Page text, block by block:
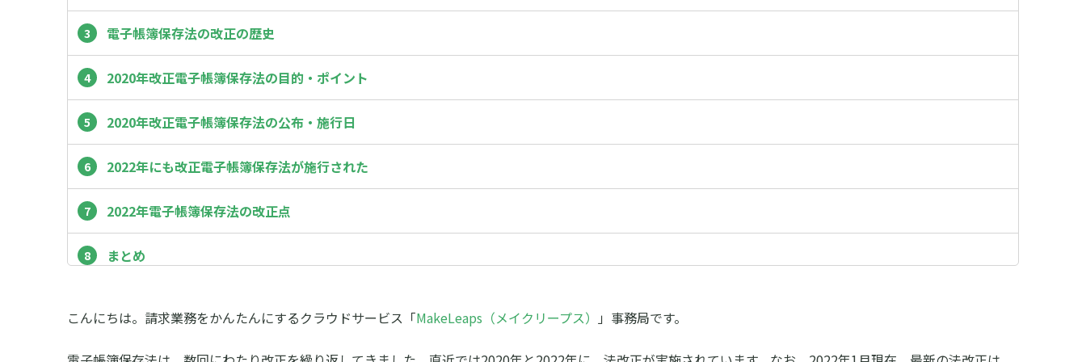
電子帳簿保存法の改正の歴史
2020年改正電子帳簿保存法の目的・ポイント
2020年改正電子帳簿保存法の公布・施行日
2022年にも改正電子帳簿保存法が施行された
2022年電子帳簿保存法の改正点
まとめ
こんにちは。請求業務をかんたんにするクラウドサービス「MakeLeaps（メイクリープス） 」事務局です。